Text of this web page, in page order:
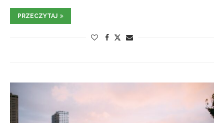
PRZECZYTAJ